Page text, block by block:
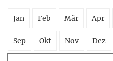
Jan Feb Mär Apr
Sep Okt Nov Dez